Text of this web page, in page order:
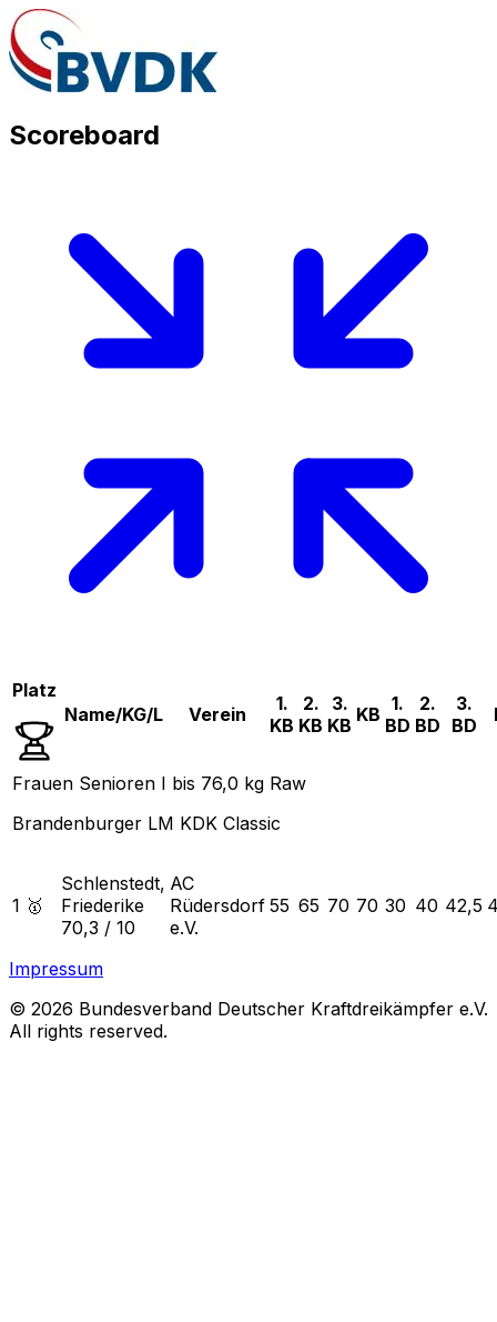
Scoreboard
Platz
Name/KG/L
Verein
1.
KB
2.
KB
3.
KB KB 1.
BD
2.
BD
3.
BD
Frauen Senioren I bis 76,0 kg Raw
Brandenburger LM KDK Classic
1 🥇
Schlenstedt,
Friederike
70,3 / 10
AC
Rüdersdorf
e.V.
55 65 70 70 30 40 42,5
Impressum
© 2026 Bundesverband Deutscher Kraftdreikämpfer e.V.
All rights reserved.